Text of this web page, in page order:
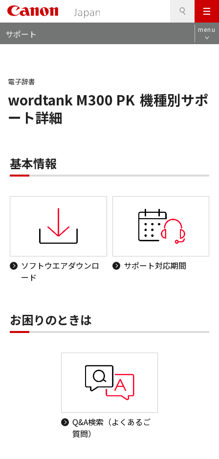
メ
ニ
ュ
サポート menu
wordtank M300 PK 機種別サポ
ート詳細
電子辞書
基本情報
ソフトウエアダウンロ
ード
サポート対応期間
お困りのときは
Q&A検索（よくあるご
質問）